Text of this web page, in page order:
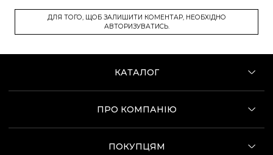
ДЛЯ ТОГО, ЩОБ ЗАЛИШИТИ КОМЕНТАР, НЕОБХІДНО
АВТОРИЗУВАТИСЬ.
КАТАЛОГ
ПРО КОМПАНІЮ
ПОКУПЦЯМ